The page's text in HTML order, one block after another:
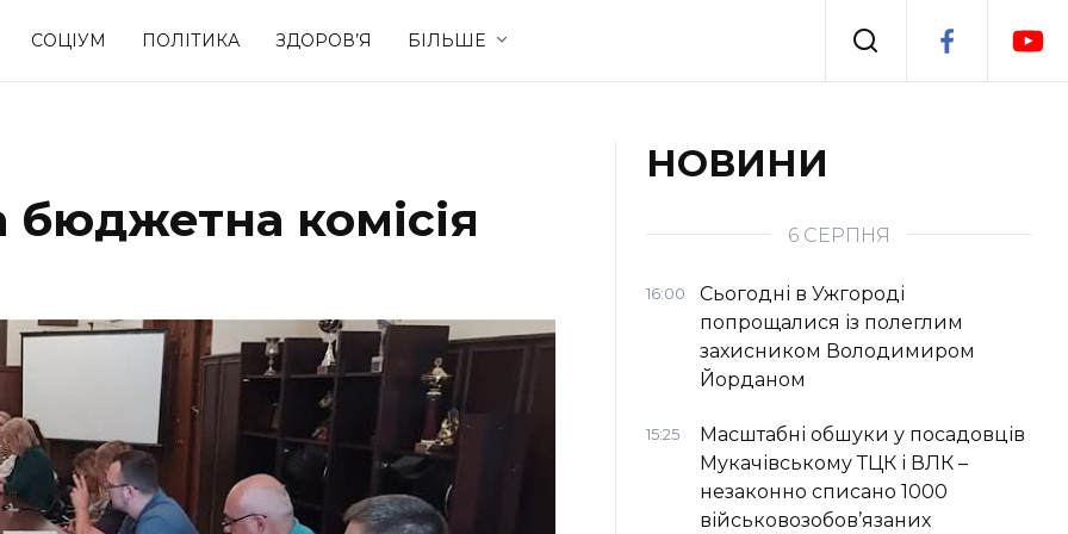
СОЦІУМ ПОЛІТИКА ЗДОРОВ’Я БІЛЬШЕ
Події
Спорт Стиль життя
бюджетна комісія
НОВИНИ
6 СЕРПНЯ
16:00
Сьогодні в Ужгороді
попрощалися із полеглим
захисником Володимиром
Йорданом
15:25
Масштабні обшуки у посадовців
Мукачівському ТЦК і ВЛК –
незаконно списано 1000
військовозобов’язаних